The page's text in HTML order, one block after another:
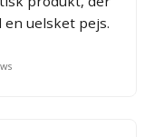
uelsket pejs.